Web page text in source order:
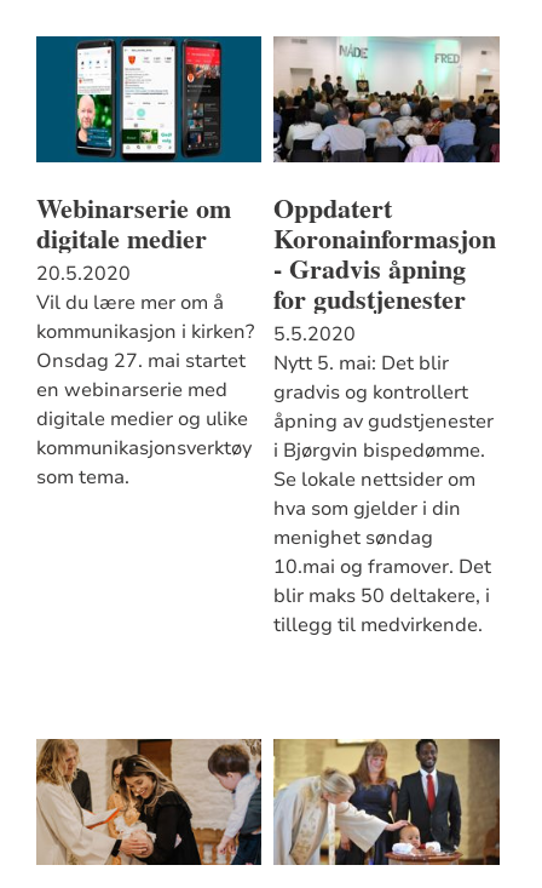
Webinarserie om
digitale medier
20.5.2020
Vil du lære mer om å
kommunikasjon i kirken?
Onsdag 27. mai startet
en webinarserie med
digitale medier og ulike
kommunikasjonsverktøy
som tema.
Oppdatert
Koronainformasjon
- Gradvis åpning
for gudstjenester
5.5.2020
Nytt 5. mai: Det blir
gradvis og kontrollert
åpning av gudstjenester
i Bjørgvin bispedømme.
Se lokale nettsider om
hva som gjelder i din
menighet søndag
10.mai og framover. Det
blir maks 50 deltakere, i
tillegg til medvirkende.